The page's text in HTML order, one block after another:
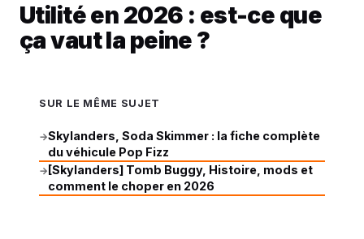
Utilité en 2026 : est-ce que
ça vaut la peine ?
SUR LE MÊME SUJET
→Skylanders, Soda Skimmer : la fiche complète
du véhicule Pop Fizz
→ [Skylanders] Tomb Buggy, Histoire, mods et
comment le choper en 2026